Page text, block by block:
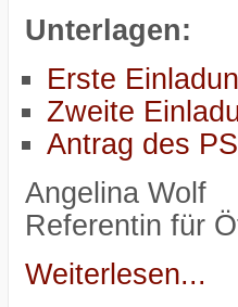
Unterlagen:
Erste
Zweite
Antrag des
Angelina Wolf
Referentin für
Weiterlesen...